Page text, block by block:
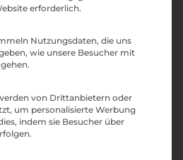
Sie! Gemeinsam mit
Marie, Mirco und
Lea.
erforderlich.
Nutzungsdaten, die uns
wie unsere Besucher mit
von Drittanbietern oder
um personalisierte Werbung
indem sie Besucher über